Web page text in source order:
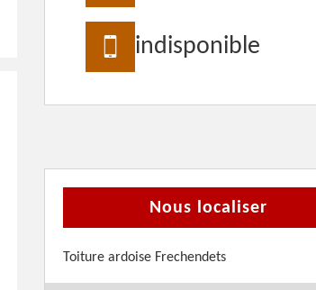
indisponible
Nous localiser
Toiture ardoise Frechendets